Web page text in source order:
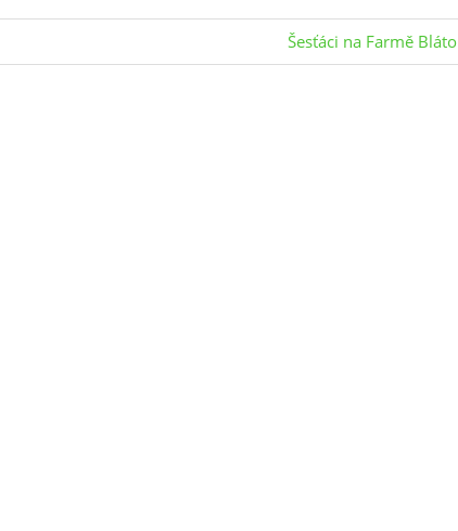
Next
Post:
Šesťáci na Farmě Bláto